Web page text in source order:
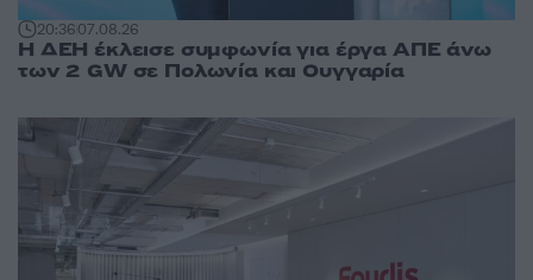
20:3607.08.26
Η ΔΕΗ έκλεισε συμφωνία για έργα ΑΠΕ άνω
των 2 GW σε Πολωνία και Ουγγαρία